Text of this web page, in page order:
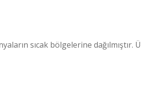
sıcak bölgelerine dağılmıştır.